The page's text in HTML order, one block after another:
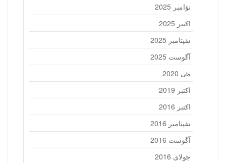
نوامبر 2025
اکتبر 2025
سپتامبر 2025
آگوست 2025
می 2020
اکتبر 2019
اکتبر 2016
سپتامبر 2016
آگوست 2016
جولای 2016